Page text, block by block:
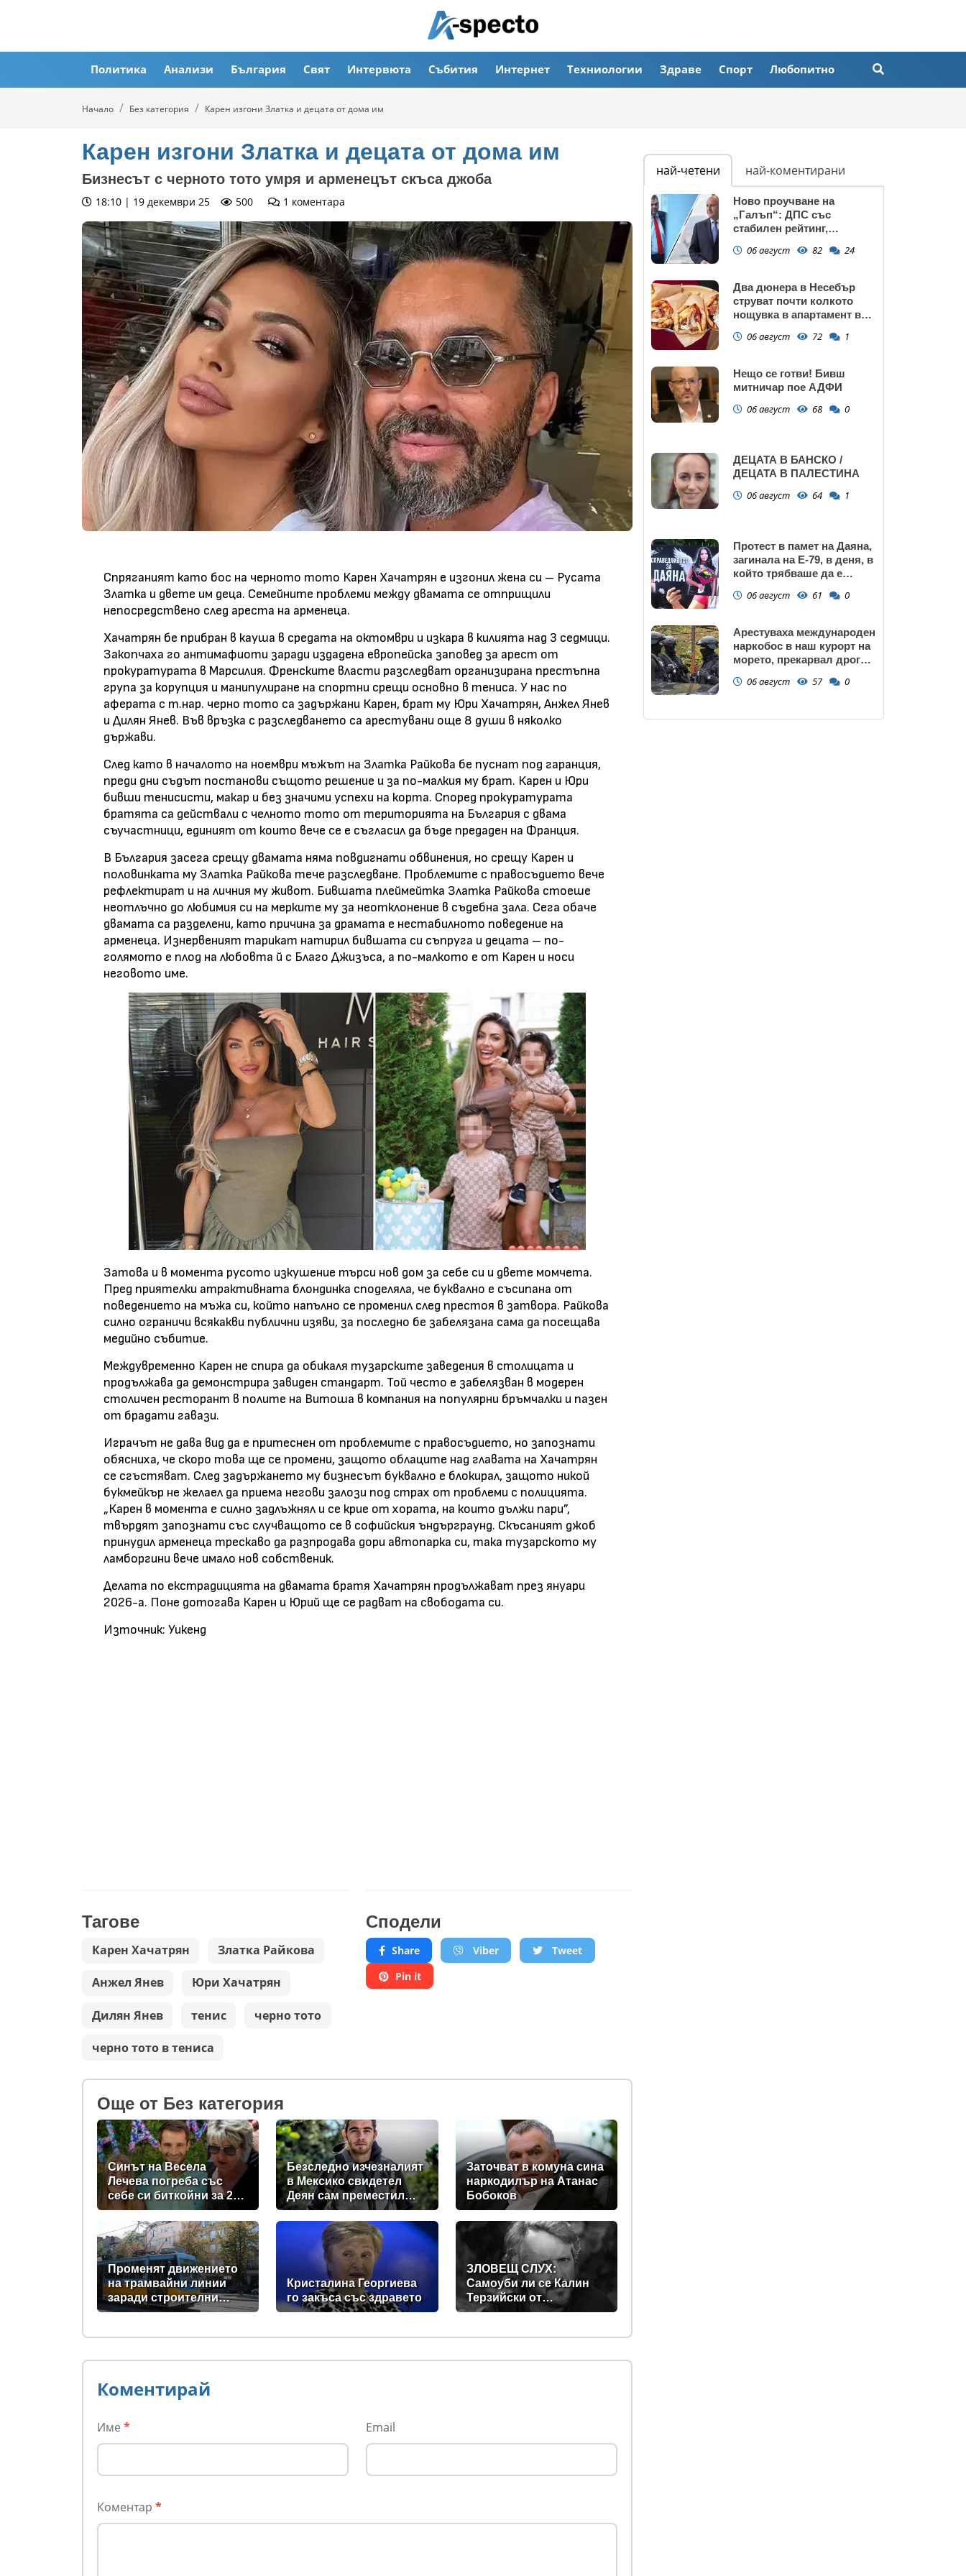
Политика Анализи България Свят Интервюта Събития Интернет Техниологии Здраве Спорт Любопитно
Начало Без категория Карен изгони Златка и децата от дома им
Карен изгони Златка и децата от дома им
Бизнесът с черното тото умря и арменецът скъса джоба
18:10 | 19 декември 25 500 1 коментара
Спряганият като бос на черното тото Карен Хачатрян е изгонил жена си – Русата
Златка и двете им деца. Семейните проблеми между двамата се отприщили
непосредствено след ареста на арменеца.
Хачатрян бе прибран в кауша в средата на октомври и изкара в килията над 3 седмици.
Закопчаха го антимафиоти заради издадена европейска заповед за арест от
прокуратурата в Марсилия. Френските власти разследват организирана престъпна
група за корупция и манипулиране на спортни срещи основно в тениса. У нас по
аферата с т.нар. черно тото са задържани Карен, брат му Юри Хачатрян, Анжел Янев
и Дилян Янев. Във връзка с разследването са арестувани още 8 души в няколко
държави.
След като в началото на ноември мъжът на Златка Райкова бе пуснат под гаранция,
преди дни съдът постанови същото решение и за по-малкия му брат. Карен и Юри
бивши тенисисти, макар и без значими успехи на корта. Според прокуратурата
братята са действали с челното тото от територията на България с двама
съучастници, единият от които вече се е съгласил да бъде предаден на Франция.
В България засега срещу двамата няма повдигнати обвинения, но срещу Карен и
половинката му Златка Райкова тече разследване. Проблемите с правосъдието вече
рефлектират и на личния му живот. Бившата плеймейтка Златка Райкова стоеше
неотлъчно до любимия си на мерките му за неотклонение в съдебна зала. Сега обаче
двамата са разделени, като причина за драмата е нестабилното поведение на
арменеца. Изнервеният тарикат натирил бившата си съпруга и децата – по-
голямото е плод на любовта й с Благо Джизъса, а по-малкото е от Карен и носи
неговото име.
Затова и в момента русото изкушение търси нов дом за себе си и двете момчета.
Пред приятелки атрактивната блондинка споделяла, че буквално е съсипана от
поведението на мъжа си, който напълно се променил след престоя в затвора. Райкова
силно ограничи всякакви публични изяви, за последно бе забелязана сама да посещава
медийно събитие.
Междувременно Карен не спира да обикаля тузарските заведения в столицата и
продължава да демонстрира завиден стандарт. Той често е забелязван в модерен
столичен ресторант в полите на Витоша в компания на популярни бръмчалки и пазен
от брадати гавази.
Играчът не дава вид да е притеснен от проблемите с правосъдието, но запознати
обясниха, че скоро това ще се промени, защото облаците над главата на Хачатрян
се сгъстяват. След задържането му бизнесът буквално е блокирал, защото никой
букмейкър не желаел да приема негови залози под страх от проблеми с полицията.
„Карен в момента е силно задлъжнял и се крие от хората, на които дължи пари”,
твърдят запознати със случващото се в софийския ъндърграунд. Скъсаният джоб
принудил арменеца трескаво да разпродава дори автопарка си, така тузарското му
ламборгини вече имало нов собственик.
Делата по екстрадицията на двамата братя Хачатрян продължават през януари
2026-а. Поне дотогава Карен и Юрий ще се радват на свободата си.
Източник: Уикенд
Тагове
Карен Хачатрян Златка Райкова
Анжел Янев Юри Хачатрян
Дилян Янев тенис черно тото
черно тото в тениса
Сподели
Share Viber
Tweet
Pin it
Oще от Без категория
Синът на Весела
Лечева погреба със
себе си биткойни за 2
млн. евро
Безследно изчезналият
в Мексико свидетел
Деян сам преместил
труповете на хижа
„Петрохан“
Заточват в комуна сина
наркодилър на Атанас
Бобоков
Променят движението
на трамвайни линии
заради строителни
дейности по бул.
Кристалина Георгиева
го закъса със здравето
ЗЛОВЕЩ СЛУХ:
Самоуби ли се Калин
Терзийски от
безпаричие?
Коментирай
Име * Email
Коментар *
най-четени най-коментирани
Ново проучване на
„Галъп“: ДПС със
стабилен рейтинг,
запазва
06 август 82 24
Два дюнера в Несебър
струват почти колкото
нощувка в апартамент в
06 август 72 1
Нещо се готви! Бивш
митничар пое АДФИ
06 август 68 0
ДЕЦАТА В БАНСКО /
ДЕЦАТА В ПАЛЕСТИНА
06 август 64 1
Протест в памет на Даяна,
загинала на Е-79, в деня, в
който трябваше да е
06 август 61 0
Арестуваха международен
наркобос в наш курорт на
морето, прекарвал дрога
06 август 57 0